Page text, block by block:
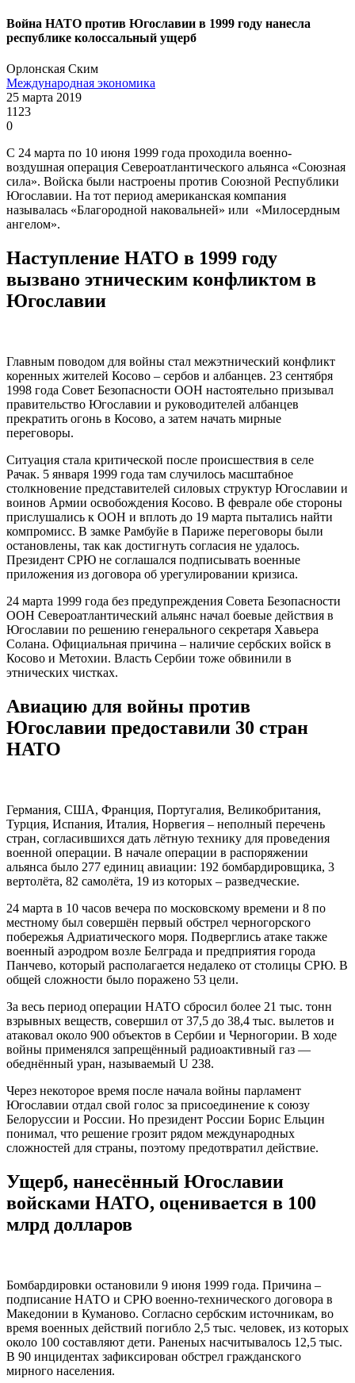
Война НАТО против Югославии в 1999 году нанесла
республике колоссальный ущерб
Орлонская Ским
Международная экономика
25 марта 2019
1123
0
С 24 марта по 10 июня 1999 года проходила военно-
воздушная операция Североатлантического альянса «Союзная
сила». Войска были настроены против Союзной Республики
Югославии. На тот период американская компания
называлась «Благородной наковальней» или «Милосердным
ангелом».
Наступление НАТО в 1999 году
вызвано этническим конфликтом в
Югославии
Главным поводом для войны стал межэтнический конфликт
коренных жителей Косово – сербов и албанцев. 23 сентября
1998 года Совет Безопасности ООН настоятельно призывал
правительство Югославии и руководителей албанцев
прекратить огонь в Косово, а затем начать мирные
переговоры.
Ситуация стала критической после происшествия в селе
Рачак. 5 января 1999 года там случилось масштабное
столкновение представителей силовых структур Югославии и
воинов Армии освобождения Косово. В феврале обе стороны
прислушались к ООН и вплоть до 19 марта пытались найти
компромисс. В замке Рамбуйе в Париже переговоры были
остановлены, так как достигнуть согласия не удалось.
Президент СРЮ не соглашался подписывать военные
приложения из договора об урегулировании кризиса.
24 марта 1999 года без предупреждения Совета Безопасности
ООН Североатлантический альянс начал боевые действия в
Югославии по решению генерального секретаря Хавьера
Солана. Официальная причина – наличие сербских войск в
Косово и Метохии. Власть Сербии тоже обвинили в
этнических чистках.
Авиацию для войны против
Югославии предоставили 30 стран
НАТО
Германия, США, Франция, Португалия, Великобритания,
Турция, Испания, Италия, Норвегия – неполный перечень
стран, согласившихся дать лётную технику для проведения
военной операции. В начале операции в распоряжении
альянса было 277 единиц авиации: 192 бомбардировщика, 3
вертолёта, 82 самолёта, 19 из которых – разведческие.
24 марта в 10 часов вечера по московскому времени и 8 по
местному был совершён первый обстрел черногорского
побережья Адриатического моря. Подверглись атаке также
военный аэродром возле Белграда и предприятия города
Панчево, который располагается недалеко от столицы СРЮ. В
общей сложности было поражено 53 цели.
За весь период операции НАТО сбросил более 21 тыс. тонн
взрывных веществ, совершил от 37,5 до 38,4 тыс. вылетов и
атаковал около 900 объектов в Сербии и Черногории. В ходе
войны применялся запрещённый радиоактивный газ —
обеднённый уран, называемый U 238.
Через некоторое время после начала войны парламент
Югославии отдал свой голос за присоединение к союзу
Белоруссии и России. Но президент России Борис Ельцин
понимал, что решение грозит рядом международных
сложностей для страны, поэтому предотвратил действие.
Ущерб, нанесённый Югославии
войсками НАТО, оценивается в 100
млрд долларов
Бомбардировки остановили 9 июня 1999 года. Причина –
подписание НАТО и СРЮ военно-технического договора в
Македонии в Куманово. Согласно сербским источникам, во
время военных действий погибло 2,5 тыс. человек, из которых
около 100 составляют дети. Раненых насчитывалось 12,5 тыс.
В 90 инцидентах зафиксирован обстрел гражданского
мирного населения.